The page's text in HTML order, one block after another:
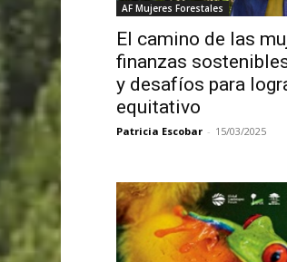
AF Mujeres Forestales
El camino de las
finanzas
y desafíos para
equitativo
Patricia Escobar - 15/03/2025